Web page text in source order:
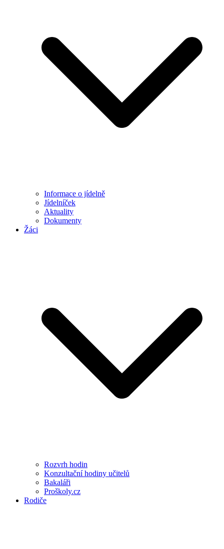
Informace o jídelně
Jídelníček
Aktuality
Dokumenty
Žáci
Rozvrh hodin
Konzultační hodiny učitelů
Bakaláři
Proškoly.cz
Rodiče